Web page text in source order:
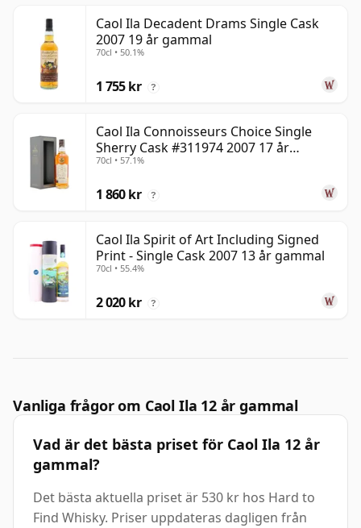
Caol Ila Decadent Drams Single Cask
2007 19 år gammal
70cl • 50.1%
1 755 kr ?
Caol Ila Connoisseurs Choice Single
Sherry Cask #311974 2007 17 år
gammal
70cl • 57.1%
1 860 kr ?
Caol Ila Spirit of Art Including Signed
Print - Single Cask 2007 13 år gammal
70cl • 55.4%
2 020 kr ?
Vanliga frågor om Caol Ila 12 år gammal
Vad är det bästa priset för Caol Ila 12 år
gammal?
Det bästa aktuella priset är 530 kr hos Hard to
Find Whisky. Priser uppdateras dagligen från